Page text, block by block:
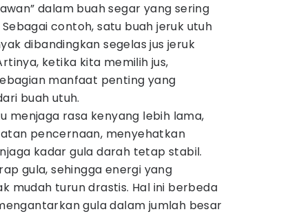
dalam buah segar yang sering
contoh, satu buah jeruk utuh
dibandingkan segelas jus jeruk
ketika kita memilih jus,
manfaat penting yang
buah utuh.
menjaga rasa kenyang lebih lama,
pencernaan, menyehatkan
kadar gula darah tetap stabil.
gula, sehingga energi yang
mudah turun drastis. Hal ini berbeda
gula dalam jumlah besar